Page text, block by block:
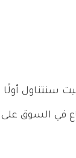
أولًا
في السوق